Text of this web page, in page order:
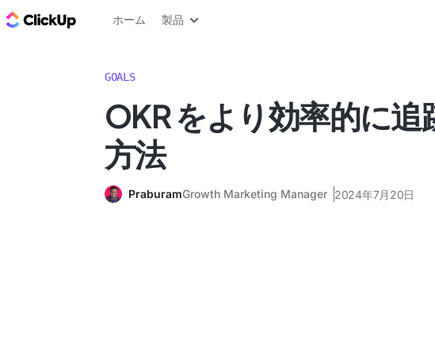
ClickUp ブログ
ホーム 製品
GOALS
OKR をより効率的に追
方法
PraburamGrowth Marketing Manager 2024年7月20日